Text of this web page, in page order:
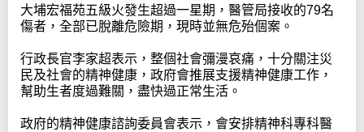
大埔宏福苑五級火發生超過一星期，醫管局接收的79名
傷者，全部已脫離危險期，現時並無危殆個案。
行政長官李家超表示，整個社會彌漫哀痛，十分關注災
民及社會的精神健康，政府會推展支援精神健康工作，
幫助生者度過難關，盡快過正常生活。
政府的精神健康諮詢委員會表示，會安排精神科專科醫